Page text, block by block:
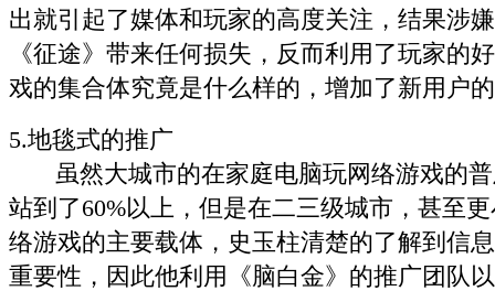
出就引起了媒体和玩家的高度关注，结果涉
《征途》带来任何损失，反而利用了玩家
戏的集合体究竟是什么样的，增加了新用户
5.地毯式的推广
虽然大城市的在家庭电脑玩网络游戏的普
站到了60%以上，但是在二三级城市，甚至
络游戏的主要载体，史玉柱清楚的了解到信
重要性，因此他利用《脑白金》的推广团队